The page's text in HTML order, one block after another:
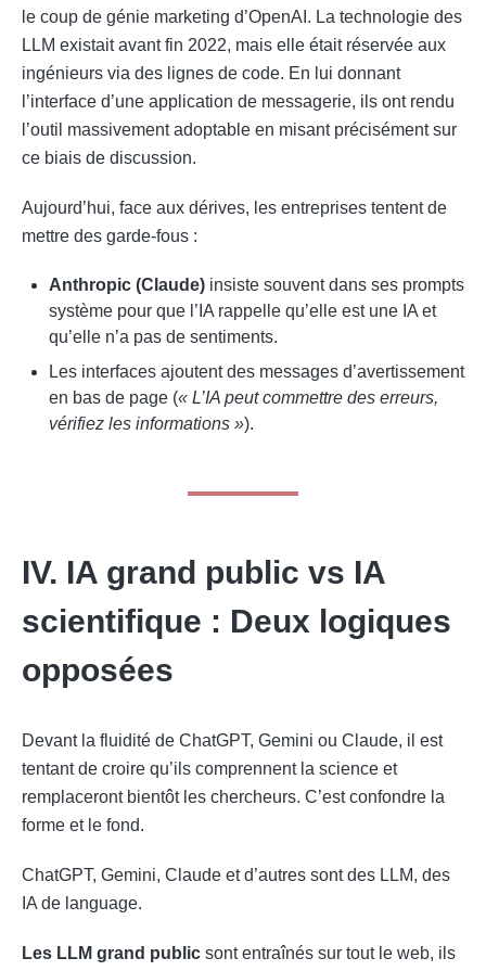
le coup de génie marketing d’OpenAI. La technologie des
LLM existait avant fin 2022, mais elle était réservée aux
ingénieurs via des lignes de code. En lui donnant
l’interface d’une application de messagerie, ils ont rendu
l’outil massivement adoptable en misant précisément sur
ce biais de discussion.
Aujourd’hui, face aux dérives, les entreprises tentent de
mettre des garde-fous :
Anthropic (Claude) insiste souvent dans ses prompts
système pour que l’IA rappelle qu’elle est une IA et
qu’elle n’a pas de sentiments.
Les interfaces ajoutent des messages d’avertissement
en bas de page (« L’IA peut commettre des erreurs,
vérifiez les informations »).
IV. IA grand public vs IA
scientifique : Deux logiques
opposées
Devant la fluidité de ChatGPT, Gemini ou Claude, il est
tentant de croire qu’ils comprennent la science et
remplaceront bientôt les chercheurs. C’est confondre la
forme et le fond.
ChatGPT, Gemini, Claude et d’autres sont des LLM, des
IA de language.
Les LLM grand public sont entraînés sur tout le web, ils